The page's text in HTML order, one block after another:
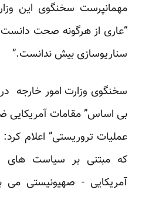
مهمانپرست سخنگوی این
“عاری از هرگونه صحت دانست
سناریوسازی بیش ندانست.”
سخنگوی وزارت امور خارجه
بی اساس” مقامات آمریکایی
عملیات تروریستی” اعلام کرد:
که مبتنی بر سیاست های
آمریکایی - صهیونیستی